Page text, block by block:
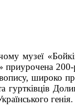
музеї
приурочена
широко
генія.